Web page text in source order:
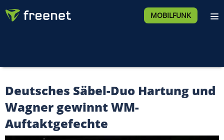
MOBILFUNK
Deutsches Säbel-Duo Hartung und
Wagner gewinnt WM-
Auftaktgefechte